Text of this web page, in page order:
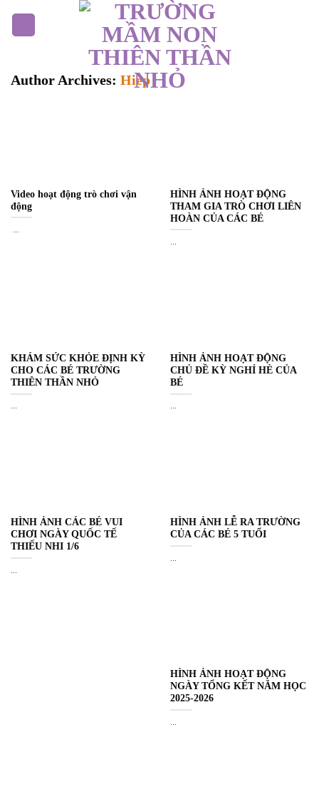
Author Archives: Hiep
Video hoạt động trò chơi vận
động
...
HÌNH ẢNH HOẠT ĐỘNG
THAM GIA TRÒ CHƠI LIÊN
HOÀN CỦA CÁC BÉ
...
KHÁM SỨC KHỎE ĐỊNH KỲ
CHO CÁC BÉ TRƯỜNG
THIÊN THẦN NHỎ
...
HÌNH ẢNH HOẠT ĐỘNG
CHỦ ĐỀ KỲ NGHỈ HÈ CỦA
BÉ
...
HÌNH ẢNH CÁC BÉ VUI
CHƠI NGÀY QUỐC TẾ
THIẾU NHI 1/6
HÌNH ẢNH LỄ RA TRƯỜNG
CỦA CÁC BÉ 5 TUỔI
HÌNH ẢNH HOẠT ĐỘNG
NGÀY TỔNG KẾT NĂM HỌC
2025-2026
...